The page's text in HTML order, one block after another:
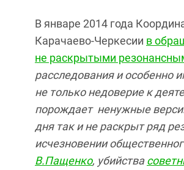
В январе 2014 года
Карачаево-Черкесии в
не раскрытыми
расследования и особенно
не только недоверие к
порождает ненужные
дня так и не раскрыт ряд
исчезновении
В.Пащенко, убийства